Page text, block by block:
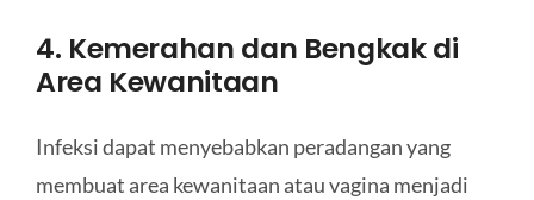
4. Kemerahan dan Bengkak di
Area Kewanitaan
Infeksi dapat menyebabkan peradangan yang
membuat area kewanitaan atau vagina menjadi